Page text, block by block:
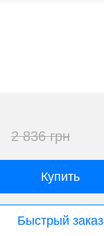
2 836 грн
Купить
Быстрый заказ